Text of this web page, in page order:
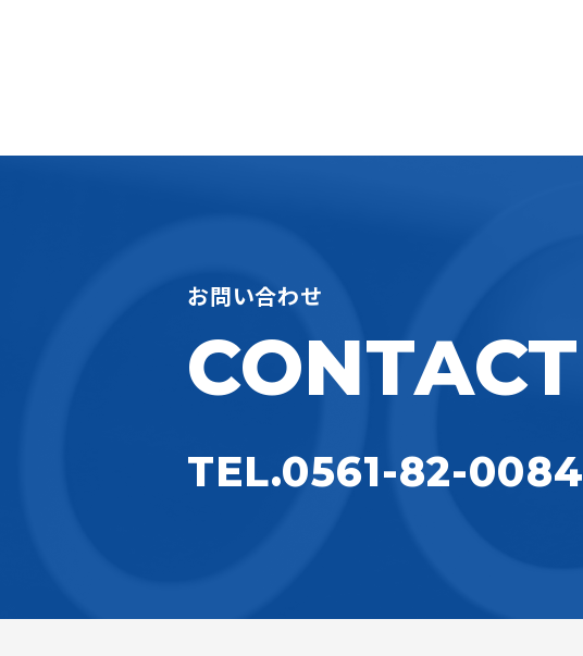
お問い合わせ
CONTACT
TEL.0561-82-0084